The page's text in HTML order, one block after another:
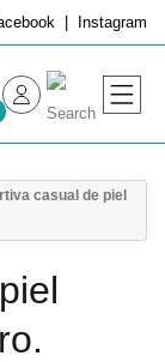
Instagram
casual de piel